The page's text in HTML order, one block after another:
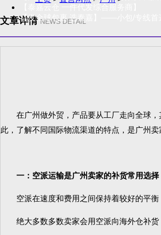
【发全球包裹 选泰嘉】——小包/专线首
文章详情 NEWS DETAIL
在广州做外贸，产品要从工厂走向全球，
此，了解不同国际物流渠道的特点，是广州卖
一：空派运输是广州卖家的补货常用选择
空派在速度和费用之间保持着较好的平衡
绝大多数多数卖家会用空派向海外仓补货